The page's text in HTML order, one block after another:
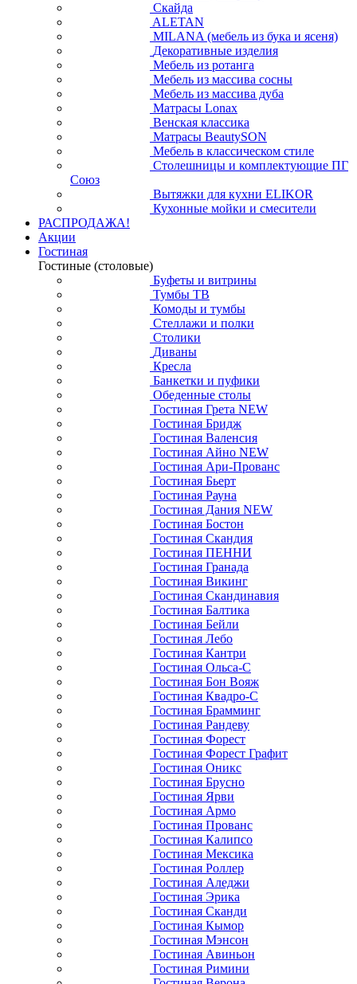
Скайда
ALETAN
MILANA (мебель из бука и ясеня)
Декоративные изделия
Мебель из ротанга
Мебель из массива сосны
Мебель из массива дуба
Матрасы Lonax
Венская классика
Матрасы BeautySON
Мебель в классическом стиле
Столешницы и комплектующие ПГ
Союз
Вытяжки для кухни ELIKOR
Кухонные мойки и смесители
РАСПРОДАЖА!
Акции
Гостиная
Гостиные (столовые)
Буфеты и витрины
Тумбы ТВ
Комоды и тумбы
Стеллажи и полки
Столики
Диваны
Кресла
Банкетки и пуфики
Обеденные столы
Гостиная Грета NEW
Гостиная Бридж
Гостиная Валенсия
Гостиная Айно NEW
Гостиная Ари-Прованс
Гостиная Бьерт
Гостиная Рауна
Гостиная Дания NEW
Гостиная Бостон
Гостиная Скандия
Гостиная ПЕННИ
Гостиная Гранада
Гостиная Викинг
Гостиная Скандинавия
Гостиная Балтика
Гостиная Бейли
Гостиная Лебо
Гостиная Кантри
Гостиная Ольса-С
Гостиная Бон Вояж
Гостиная Квадро-С
Гостиная Брамминг
Гостиная Рандеву
Гостиная Форест
Гостиная Форест Графит
Гостиная Оникс
Гостиная Брусно
Гостиная Ярви
Гостиная Армо
Гостиная Прованс
Гостиная Калипсо
Гостиная Мексика
Гостиная Роллер
Гостиная Аледжи
Гостиная Эрика
Гостиная Сканди
Гостиная Кымор
Гостиная Мэнсон
Гостиная Авиньон
Гостиная Римини